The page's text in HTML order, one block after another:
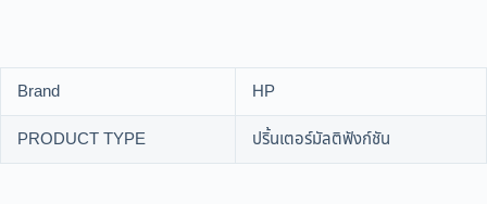
Brand
HP
PRODUCT TYPE
ปริ้นเตอร์มัลติฟังก์ชัน